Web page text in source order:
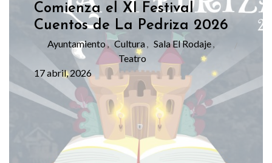
Comienza el XI Festival
Cuentos de La Pedriza 2026
Ayuntamiento, Cultura, Sala El Rodaje,
Teatro
17 abril, 2026